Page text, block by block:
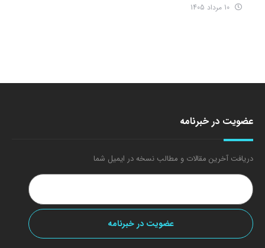
عضویت در خبرنامه
دریافت آخرین مقالات و مطالب نسخه در ایمیل شما